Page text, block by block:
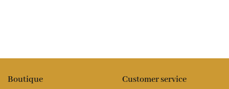
Boutique Customer service